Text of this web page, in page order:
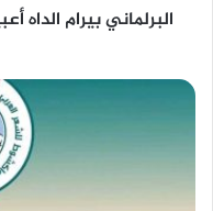
البرلماني بيرام